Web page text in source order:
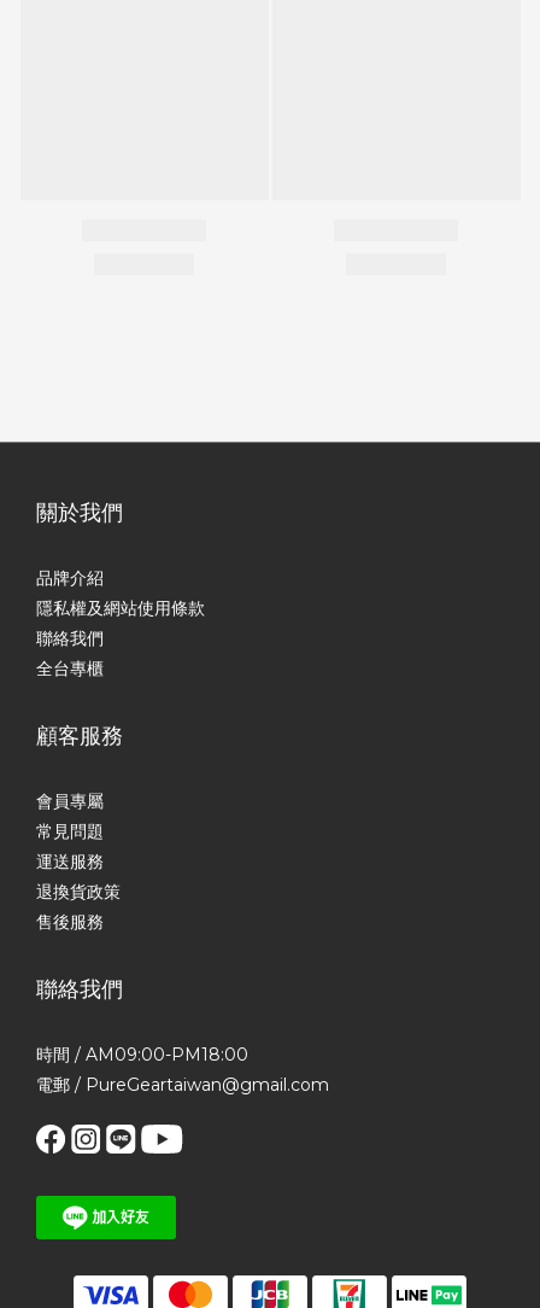
關於我們
品牌介紹
隱私權及網站使用條款
聯絡我們
全台專櫃
顧客服務
會員專屬
常見問題
運送服務
退換貨政策
售後服務
聯絡我們
時間 / AM09:00-PM18:00
電郵 / PureGeartaiwan@gmail.com